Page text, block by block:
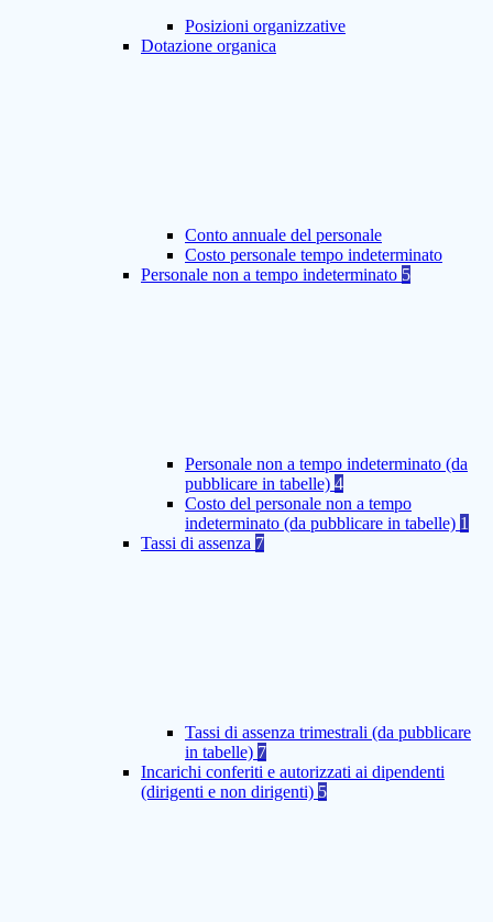
Posizioni organizzative
Dotazione organica
Conto annuale del personale
Costo personale tempo indeterminato
Personale non a tempo indeterminato 5
Personale non a tempo indeterminato (da
pubblicare in tabelle) 4
Costo del personale non a tempo
indeterminato (da pubblicare in tabelle) 1
Tassi di assenza 7
Tassi di assenza trimestrali (da pubblicare
in tabelle) 7
Incarichi conferiti e autorizzati ai dipendenti
(dirigenti e non dirigenti) 5